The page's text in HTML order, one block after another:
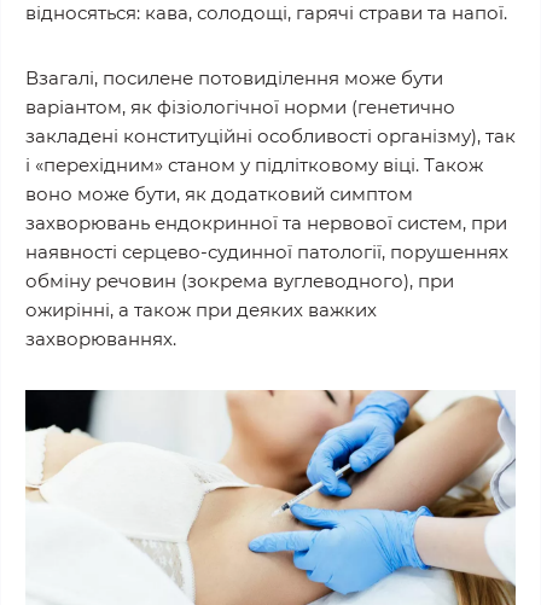
відносяться: кава, солодощі, гарячі страви та напої.
Взагалі, посилене потовиділення може бути
варіантом, як фізіологічної норми (генетично
закладені конституційні особливості організму), так
і «перехідним» станом у підлітковому віці. Також
воно може бути, як додатковий симптом
захворювань ендокринної та нервової систем, при
наявності серцево-судинної патології, порушеннях
обміну речовин (зокрема вуглеводного), при
ожирінні, а також при деяких важких
захворюваннях.